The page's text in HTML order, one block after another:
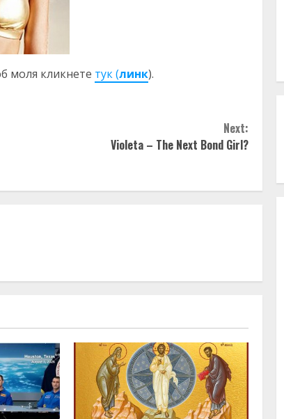
моля кликнете тук (линк).
Next:
Violeta – The Next Bond Girl?